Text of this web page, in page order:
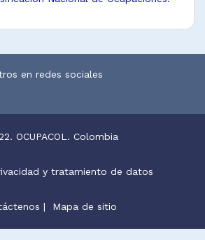
en redes sociales
OCUPACOL. Colombia
y tratamiento de datos
| Mapa de sitio